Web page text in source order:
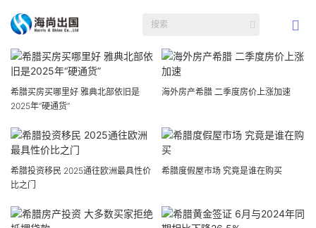
希腊买房买哪里好 雅典北部依旧是
2025年“硬通货”
海外房产希腊 二季度房价上涨加速
希腊投资移民 2025通往欧洲最具性价
比之门
希腊度假屋市场 究竟是谁在购买